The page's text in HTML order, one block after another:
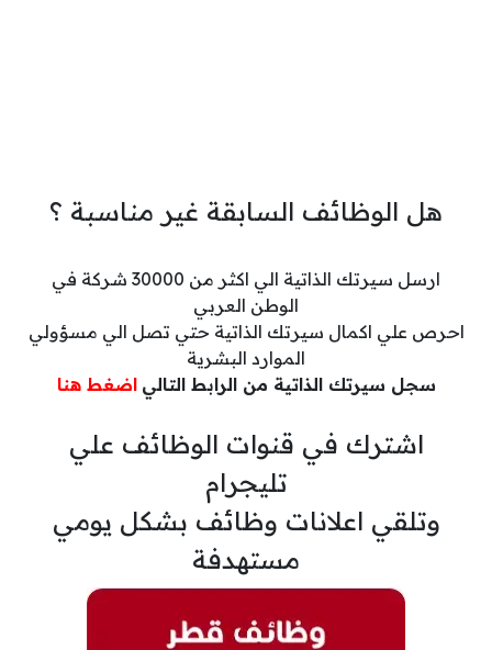
هل الوظائف السابقة غير مناسبة ؟
ارسل سيرتك الذاتية الي اكثر من 30000 شركة في
الوطن العربي
احرص علي اكمال سيرتك الذاتية حتي تصل الي مسؤولي
الموارد البشرية
سجل سيرتك الذاتية من الرابط التالي اضغط هنا
اشترك في قنوات الوظائف علي
تليجرام
وتلقي اعلانات وظائف بشكل يومي
مستهدفة